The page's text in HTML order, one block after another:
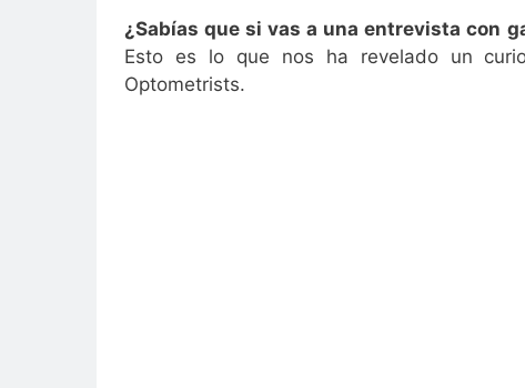
¿Sabías que si vas a una entrevista con
Esto es lo que nos ha revelado un
Optometrists.